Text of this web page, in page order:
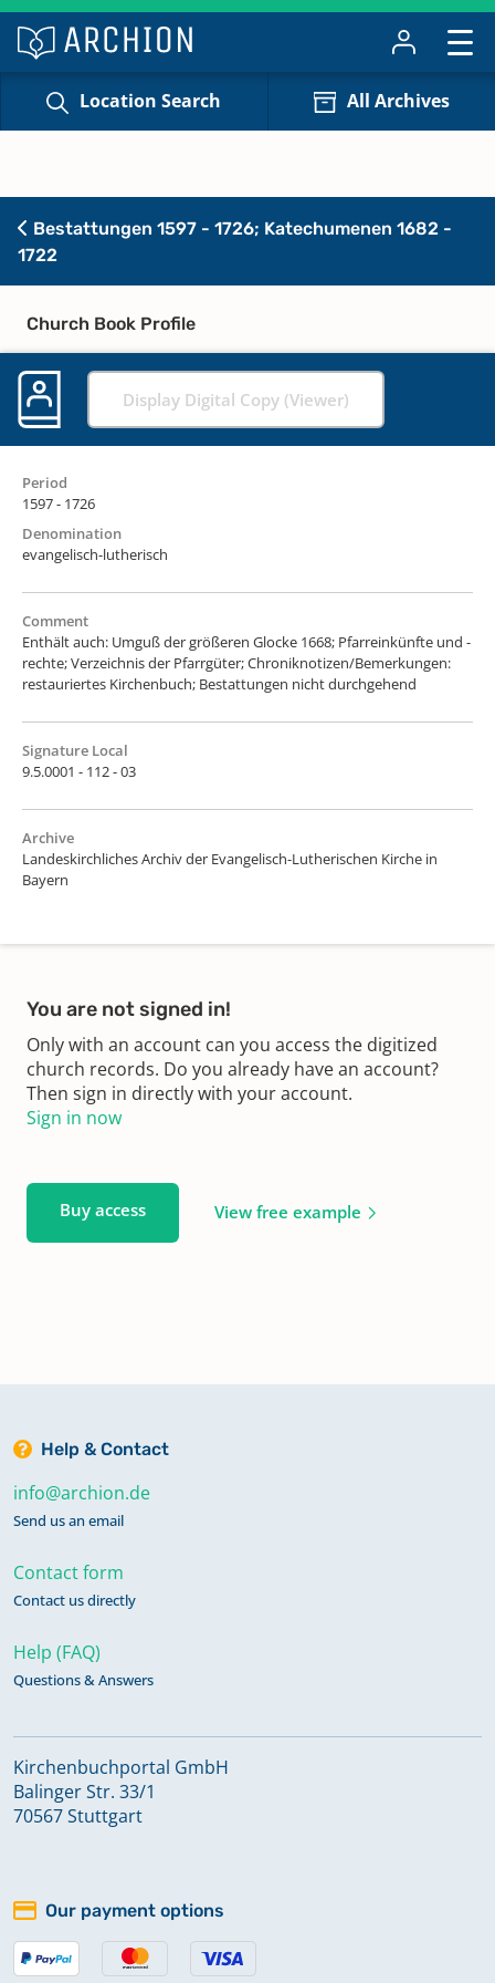
Location Search All Archives
Bestattungen 1597 - 1726; Katechumenen 1682 -
1722
Church Book Profile
Display Digital Copy (Viewer)
Period
1597 - 1726
Denomination
evangelisch-lutherisch
Comment
Enthält auch: Umguß der größeren Glocke 1668; Pfarreinkünfte und -
rechte; Verzeichnis der Pfarrgüter; Chroniknotizen/Bemerkungen:
restauriertes Kirchenbuch; Bestattungen nicht durchgehend
Signature Local
9.5.0001 - 112 - 03
Archive
Landeskirchliches Archiv der Evangelisch-Lutherischen Kirche in
Bayern
You are not signed in!
Only with an account can you access the digitized
church records. Do you already have an account?
Then sign in directly with your account.
Sign in now
Buy access View free example
Help & Contact
info@archion.de
Send us an email
Contact form
Contact us directly
Help (FAQ)
Questions & Answers
Kirchenbuchportal GmbH
Balinger Str. 33/1
70567 Stuttgart
Our payment options